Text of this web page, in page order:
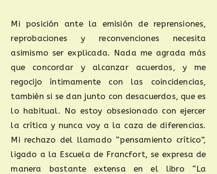
Mi posición ante la emisión de reprensiones,
reprobaciones y reconvenciones necesita
asimismo ser explicada. Nada me agrada más
que concordar y alcanzar acuerdos, y me
regocijo íntimamente con las coincidencias,
también si se dan junto con desacuerdos, que es
lo habitual. No estoy obsesionado con ejercer
la crítica y nunca voy a la caza de diferencias.
Mi rechazo del llamado “pensamiento crítico”,
ligado a la Escuela de Francfort, se expresa de
manera bastante extensa en el libro “La